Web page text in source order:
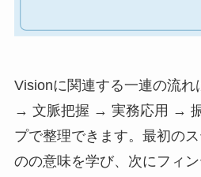
Visionに関連する一連の流
→ 文脈把握 → 実務応用 →
プで整理できます。最初の
のの意味を学び、次にフィ